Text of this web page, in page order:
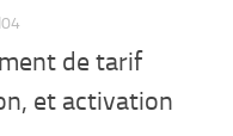
de tarif
et activation